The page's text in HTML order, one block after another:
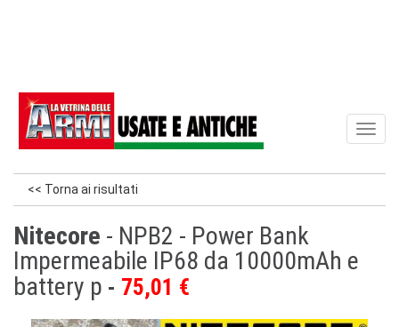
<< Torna ai risultati
Nitecore - NPB2 - Power Bank
Impermeabile IP68 da 10000mAh e
battery p
75,01 €